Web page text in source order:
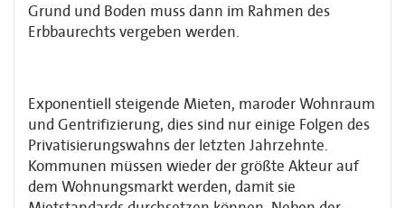
Grund und Boden muss dann im Rahmen des
Erbbaurechts vergeben werden.
Exponentiell steigende Mieten, maroder Wohnraum
und Gentrifizierung, dies sind nur einige Folgen des
Privatisierungswahns der letzten Jahrzehnte.
Kommunen müssen wieder der größte Akteur auf
dem Wohnungsmarkt werden, damit sie